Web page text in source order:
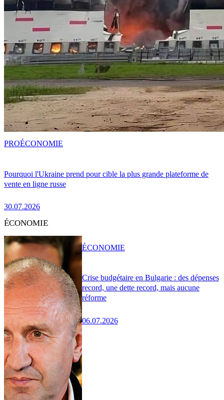
Pourquoi l'Ukraine prend pour cible la plus grande plateforme de
vente en ligne russe
30.07.2026
PROÉCONOMIE
ÉCONOMIE
Crise budgétaire en Bulgarie : des dépenses
record, une dette record, mais aucune
réforme
06.07.2026
ÉCONOMIE